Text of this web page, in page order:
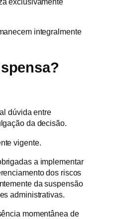
integralmente
dúvida entre
da decisão.
vigente.
a implementar
dos riscos
da suspensão
administrativas.
momentânea de